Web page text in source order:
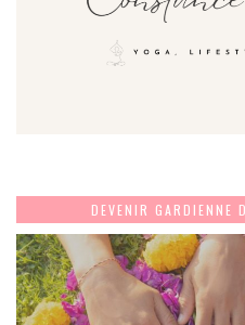
DEVENIR GARDIENNE